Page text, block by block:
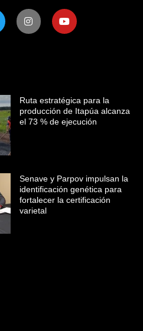
Ruta estratégica para la
producción de Itapúa alcanza
el 73 % de ejecución
Senave y Parpov impulsan la
identificación genética para
fortalecer la certificación
varietal